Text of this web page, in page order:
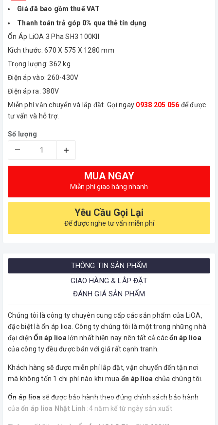
Giá đã bao gồm thuế VAT
Thanh toán trả góp 0% qua thẻ tín dụng
Ổn Áp LiOA 3 Pha SH3 100KII
Kích thước: 670 X 575 X 1280 mm
Trọng lượng: 362 kg
Điện áp vào: 260-430V
Điện áp ra: 380V
Miễn phí vận chuyển và lắp đặt. Gọi ngay 0938 205 056 để được
tư vấn và hỗ trợ.
Số lượng
– +
MUA NGAY
Miễn phí giao hàng nhanh
Yêu Cầu Gọi Lại
Để được nghe tư vấn miễn phí
THÔNG TIN SẢN PHẨM
GIAO HÀNG & LẮP ĐẶT
ĐÁNH GIÁ SẢN PHẨM
Chúng tôi là công ty chuyên cung cấp các sản phẩm của LiOA,
đặc biệt là ổn áp lioa. Công ty chúng tôi là một trong những nhà
đại diệnỔn áp lioa lớn nhất hiện nay nên tất cả cácổn áp lioa
của công ty đều được bán với giá rất cạnh tranh.
Khách hàng sẽ được miễn phí lắp đặt, vận chuyển đến tận nơi
mà không tốn 1 chi phí nào khi mua ổn áp lioa chủa chúng tôi.
Ổn áp lioa sẽ được bảo hành theo đúng chính sách bảo hành
của ổn áp lioa Nhật Linh :4 năm kể từ ngày sản xuất